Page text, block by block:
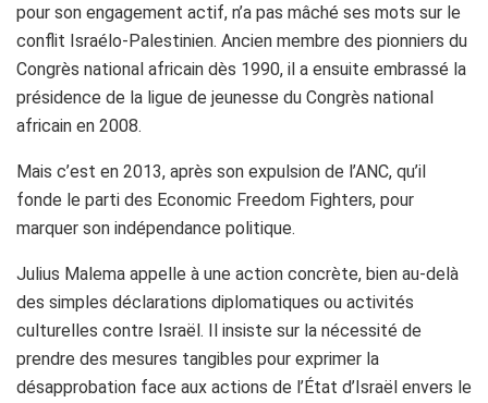
pour son engagement actif, n’a pas mâché ses mots sur le
conflit Israélo-Palestinien. Ancien membre des pionniers du
Congrès national africain dès 1990, il a ensuite embrassé la
présidence de la ligue de jeunesse du Congrès national
africain en 2008.
Mais c’est en 2013, après son expulsion de l’ANC, qu’il
fonde le parti des Economic Freedom Fighters, pour
marquer son indépendance politique.
Julius Malema appelle à une action concrète, bien au-delà
des simples déclarations diplomatiques ou activités
culturelles contre Israël. Il insiste sur la nécessité de
prendre des mesures tangibles pour exprimer la
désapprobation face aux actions de l’État d’Israël envers le